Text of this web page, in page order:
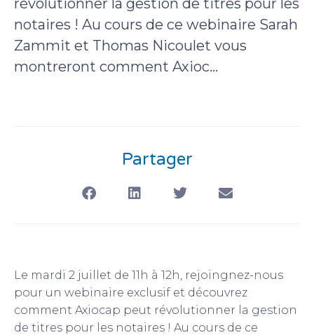
notaires ! Au cours de ce webinaire Sarah
Zammit et Thomas Nicoulet vous
montreront comment Axioc...
Partager
Le mardi 2 juillet de 11h à 12h, rejoingnez-nous
pour un webinaire exclusif et découvrez
comment Axiocap peut révolutionner la gestion
de titres pour les notaires ! Au cours de ce